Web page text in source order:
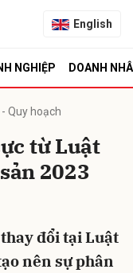
English
NGHIỆP DOANH
Quy hoạch
từ Luật
2023
đổi tại Luật
nên sự phân
Hủy